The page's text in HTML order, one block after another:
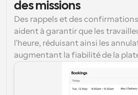
des missions
Des rappels et des
aident à garantir que les
l'heure, réduisant ainsi les
augmentant la fiabilité de la